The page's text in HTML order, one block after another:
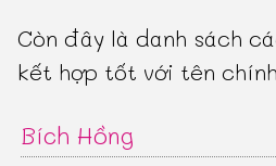
Còn đây là danh sách
kết hợp tốt với tên
Bích Hồng